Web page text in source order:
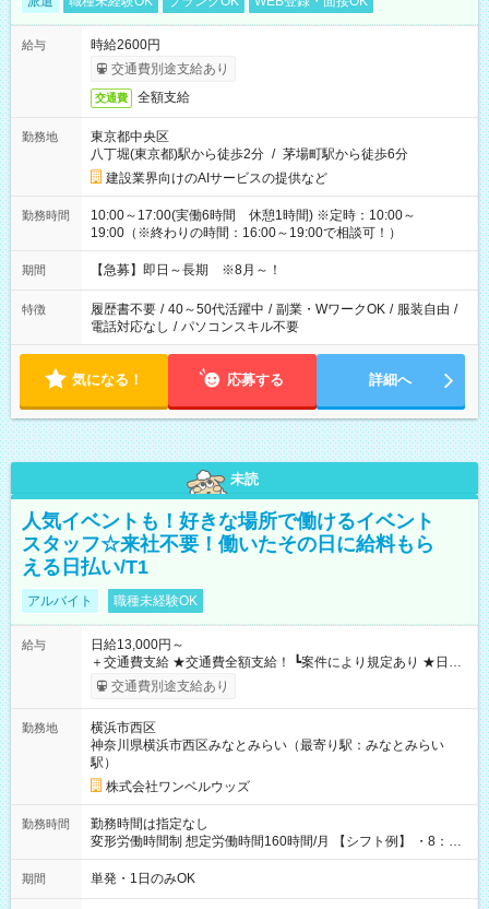
給与
時給2600円
交通費別途支給あり
交通費 全額支給
勤務地
東京都中央区
八丁堀(東京都)駅から徒歩2分 / 茅場町駅から徒歩6分
建設業界向けのAIサービスの提供など
勤務時間
10:00～17:00(実働6時間 休憩1時間) ※定時：10:00～
19:00（※終わりの時間：16:00～19:00で相談可！）
期間 【急募】即日～長期 ※8月～！
特徴 履歴書不要 / 40～50代活躍中 / 副業・WワークOK / 服装自由 /
電話対応なし / パソコンスキル不要
気になる！ 応募する 詳細へ
未読
人気イベントも！好きな場所で働けるイベント
スタッフ☆来社不要！働いたその日に給料もら
える日払い/T1
アルバイト 職種未経験OK
給与
日給13,000円～
＋交通費支給 ★交通費全額支給！ ┗案件により規定あり ★日払
いOK！（規定あり） ┗働いたその日に現金GET♪ お仕事後はコ
ンビニATMから 日払い分を引き落とせます！ 【試用期間】試
交通費別途支給あり
勤務地
横浜市西区
神奈川県横浜市西区みなとみらい（最寄り駅：みなとみらい
駅）
株式会社ワンベルウッズ
勤務時間
勤務時間は指定なし
変形労働時間制 想定労働時間160時間/月 【シフト例】 ・8：00
～21：00
期間 単発・1日のみOK